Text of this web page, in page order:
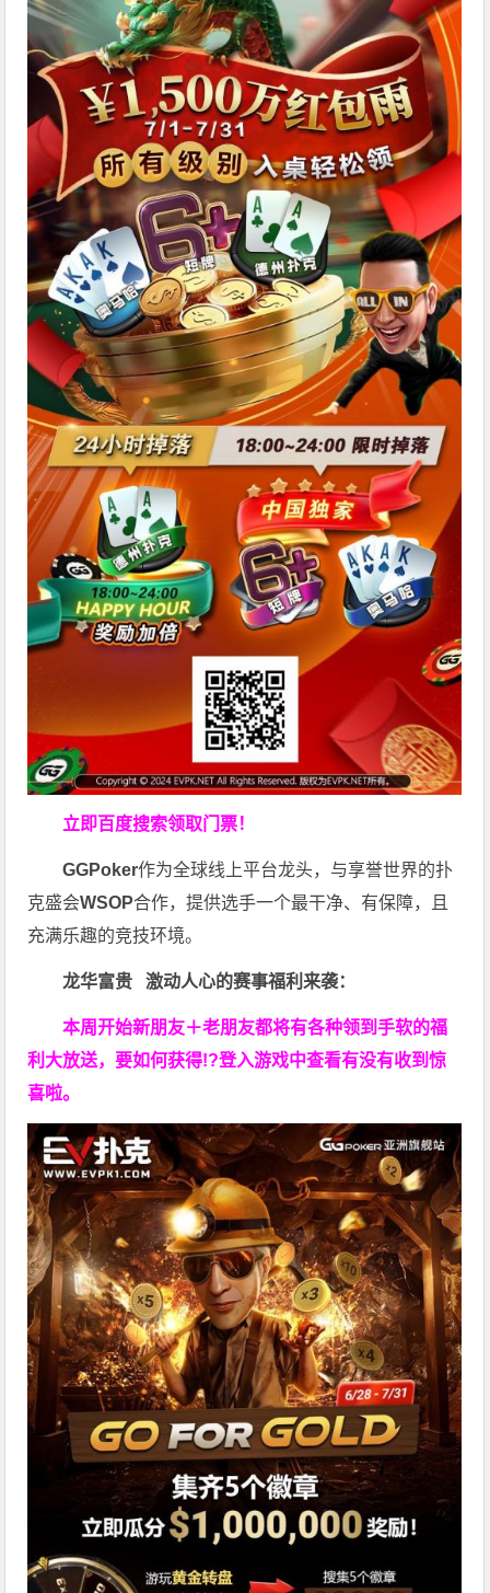
立即百度搜索领取门票！
GGPoker作为全球线上平台龙头，与享誉世界的扑
克盛会WSOP合作，提供选手一个最干净、有保障，且
充满乐趣的竞技环境。
龙华富贵 激动人心的赛事福利来袭：
本周开始新朋友＋老朋友都将有各种领到手软的福
利大放送，要如何获得!?登入游戏中查看有没有收到惊
喜啦。